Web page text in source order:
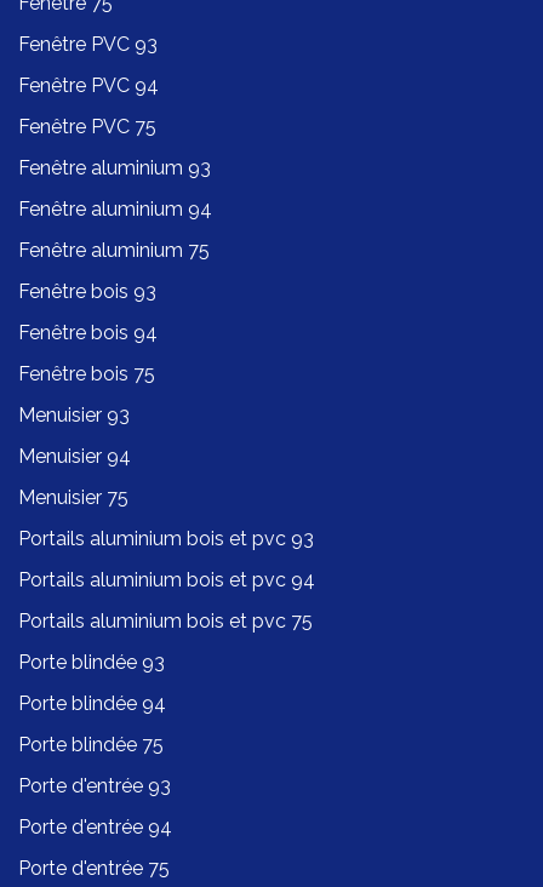
Fenêtre PVC 93
Fenêtre PVC 94
Fenêtre PVC 75
Fenêtre aluminium 93
Fenêtre aluminium 94
Fenêtre aluminium 75
Fenêtre bois 93
Fenêtre bois 94
Fenêtre bois 75
Menuisier 93
Menuisier 94
Menuisier 75
Portails aluminium bois et pvc 93
Portails aluminium bois et pvc 94
Portails aluminium bois et pvc 75
Porte blindée 93
Porte blindée 94
Porte blindée 75
Porte d'entrée 93
Porte d'entrée 94
Porte d'entrée 75